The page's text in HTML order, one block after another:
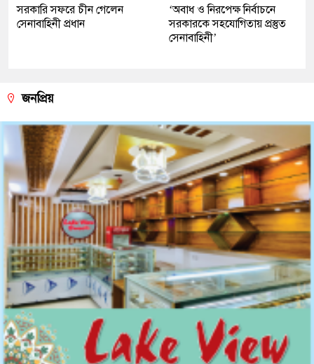
সরকারি সফরে চীন গেলেন
সেনাবাহিনী প্রধান
‘অবাধ ও নিরপেক্ষ নির্বাচনে
সরকারকে সহযোগিতায় প্রস্তুত
সেনাবাহিনী’
জনপ্রিয়